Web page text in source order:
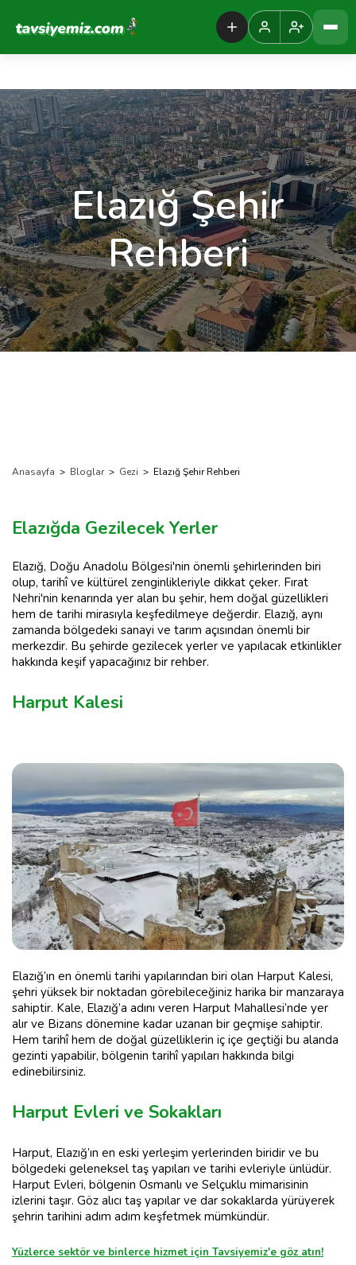
Tavsiyemiz Anasayfa
Elazığ Şehir
Rehberi
Anasayfa > Bloglar > Gezi > Elazığ Şehir Rehberi
Elazığda Gezilecek Yerler
Elazığ, Doğu Anadolu Bölgesi'nin önemli şehirlerinden biri
olup, tarihî ve kültürel zenginlikleriyle dikkat çeker. Fırat
Nehri'nin kenarında yer alan bu şehir, hem doğal güzellikleri
hem de tarihi mirasıyla keşfedilmeye değerdir. Elazığ, aynı
zamanda bölgedeki sanayi ve tarım açısından önemli bir
merkezdir. Bu şehirde gezilecek yerler ve yapılacak etkinlikler
hakkında keşif yapacağınız bir rehber.
Harput Kalesi
Elazığ’ın en önemli tarihi yapılarından biri olan Harput Kalesi,
şehri yüksek bir noktadan görebileceğiniz harika bir manzaraya
sahiptir. Kale, Elazığ’a adını veren Harput Mahallesi’nde yer
alır ve Bizans dönemine kadar uzanan bir geçmişe sahiptir.
Hem tarihî hem de doğal güzelliklerin iç içe geçtiği bu alanda
gezinti yapabilir, bölgenin tarihî yapıları hakkında bilgi
edinebilirsiniz.
Harput Evleri ve Sokakları
Harput, Elazığ’ın en eski yerleşim yerlerinden biridir ve bu
bölgedeki geleneksel taş yapıları ve tarihi evleriyle ünlüdür.
Harput Evleri, bölgenin Osmanlı ve Selçuklu mimarisinin
izlerini taşır. Göz alıcı taş yapılar ve dar sokaklarda yürüyerek
şehrin tarihini adım adım keşfetmek mümkündür.
Yüzlerce sektör ve binlerce hizmet için Tavsiyemiz'e göz atın!